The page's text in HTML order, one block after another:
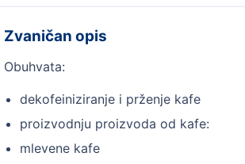
Zvaničan opis
Obuhvata:
dekofeiniziranje i prženje kafe
proizvodnju proizvoda od kafe:
mlevene kafe